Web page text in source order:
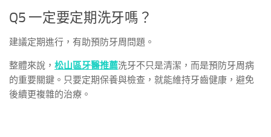
Q5 一定要定期洗牙嗎？
建議定期進行，有助預防牙周問題。
整體來說， 松山區牙醫推薦洗牙不只是清潔，而是預防牙周病
的重要關鍵。只要定期保養與檢查，就能維持牙齒健康，避免
後續更複雜的治療。